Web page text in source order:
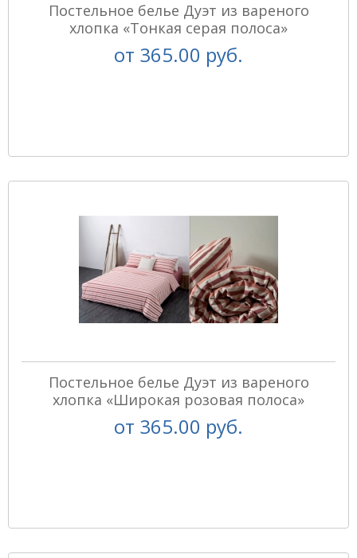
Постельное белье Дуэт из вареного
хлопка «Тонкая серая полоса»
от 365.00 руб.
Постельное белье Дуэт из вареного
хлопка «Широкая розовая полоса»
от 365.00 руб.